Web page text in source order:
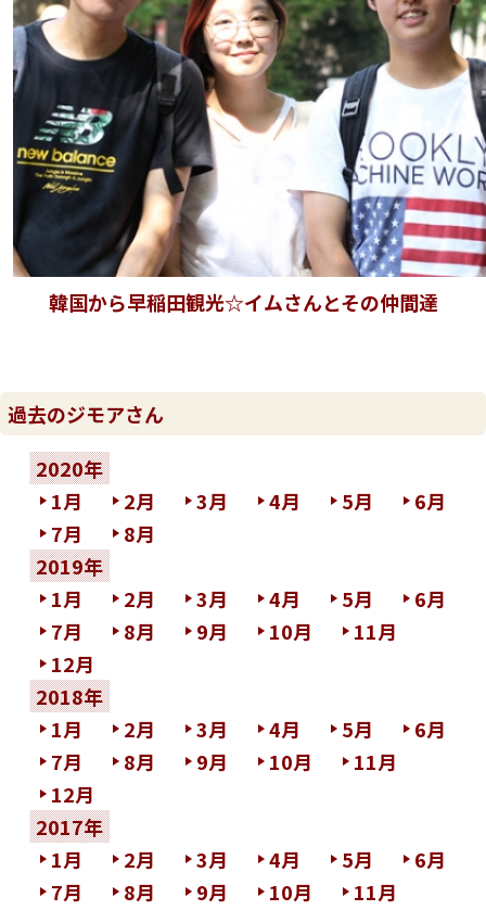
韓国から早稲田観光☆イムさんとその仲間達
過去のジモアさん
2020年
1月
2月 3月 4月 5月
6月
7月
8月
2019年
1月
2月 3月 4月 5月
6月
7月
8月 9月 10月
11月
12月
2018年
1月
2月 3月 4月 5月
6月
7月
8月 9月 10月
11月
12月
2017年
1月
2月 3月 4月 5月
6月
7月
8月 9月 10月
11月